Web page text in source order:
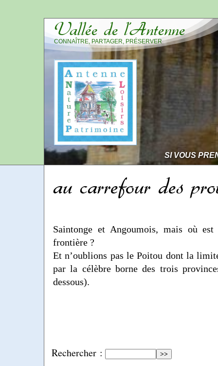
Vallée de l’Antenne
CONNAÎTRE, PARTAGER, PRÉSERVER
SI VOUS
Rechercher :
au carrefour des
Saintonge et Angoumois, mais où est
frontière ?
Et n’oublions pas le Poitou dont la
par la célèbre borne des trois
dessous).